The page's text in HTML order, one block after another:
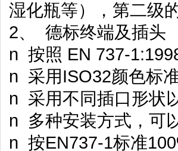
湿化瓶等），第二级
2、 德标终端及插头
n 按照 EN 737-
n 采用ISO32颜色标
n 采用不同插口形状
n 多种安装方式，可
n 按EN737-1标准